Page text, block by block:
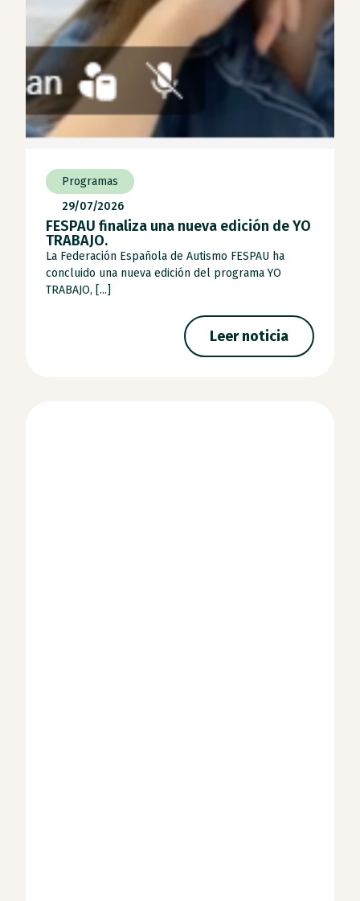
Programas
29/07/2026
FESPAU finaliza una nueva edición de YO
TRABAJO.
La Federación Española de Autismo FESPAU ha
concluido una nueva edición del programa YO
TRABAJO, [...]
Leer noticia